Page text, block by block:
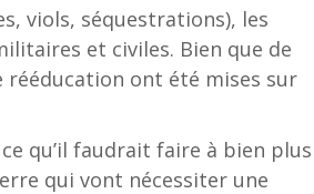
viols, séquestrations), les
et civiles. Bien que de
ont été mises sur
qu’il faudrait faire à bien plus
qui vont nécessiter une